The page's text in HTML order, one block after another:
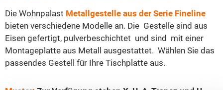
Die Wohnpalast Metallgestelle aus der Serie Fineline
bieten verschiedene Modelle an. Die Gestelle sind aus
Eisen gefertigt, pulverbeschichtet und sind mit einer
Montageplatte aus Metall ausgestattet. Wählen Sie das
passendes Gestell für Ihre Tischplatte aus.